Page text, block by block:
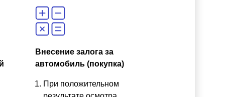
Внесение залога за
автомобиль (покупка)
При положительном